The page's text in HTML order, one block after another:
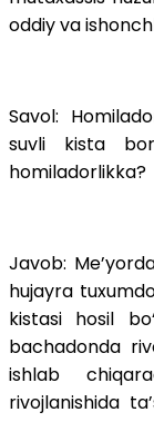
oddiy va
Savol:
suvli kista
homiladorlikka?
Javob:
hujayra
kistasi hosil
bachadonda
ishlab
rivojlanishida